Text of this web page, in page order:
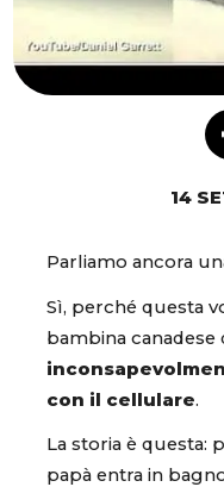
14
Parliamo ancora
Sì, perché questa
bambina canadese
con il cellulare.
La storia è questa:
papà entra in